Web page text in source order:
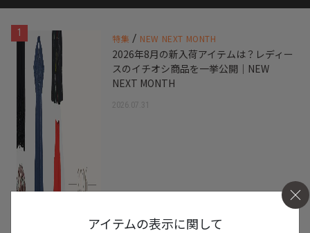
1 特集 / NEW NEXT MONTH
2026年8月の新入荷アイテムは？レディー
スのイチオシ商品を一挙公開｜NEW
NEXT MONTH
2026.07.31
アイテムの表示に関して